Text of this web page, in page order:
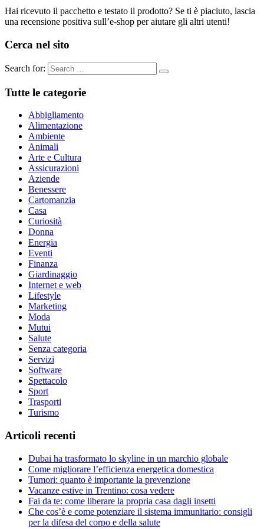
Hai ricevuto il pacchetto e testato il prodotto? Se ti è piaciuto, lascia
una recensione positiva sull’e-shop per aiutare gli altri utenti!
Cerca nel sito
Search for:
Tutte le categorie
Abbigliamento
Alimentazione
Ambiente
Animali
Arte e Cultura
Assicurazioni
Aziende
Benessere
Cartomanzia
Casa
Curiosità
Donna
Energia
Eventi
Finanza
Giardinaggio
Internet e web
Lifestyle
Marketing
Moda
Mutui
Salute
Senza categoria
Servizi
Software
Spettacolo
Sport
Trasporti
Turismo
Articoli recenti
Dubai ha trasformato lo skyline in un marchio globale
Come migliorare l’efficienza energetica domestica
Tumori: quanto è importante la prevenzione
Vacanze estive in Trentino: cosa vedere
Fai da te: come liberare la propria casa dagli insetti
Che cos’è e come potenziare il sistema immunitario: consigli
per la difesa del corpo e della salute